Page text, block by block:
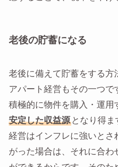
老後の貯蓄になる
老後に備えて貯蓄をする方
アパート経営もその一つで
積極的に物件を購入・運用
安定した収益源となり得ま
経営はインフレに強いとさ
がった場合は、それに合わ